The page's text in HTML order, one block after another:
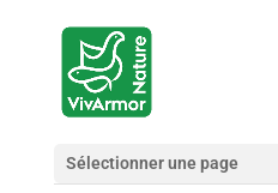
Sélectionner une page